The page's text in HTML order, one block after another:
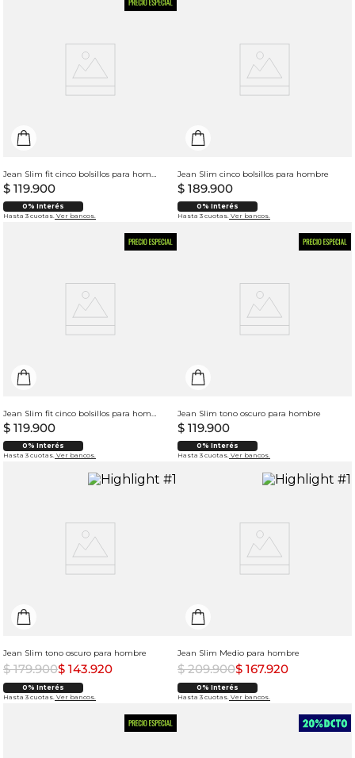
Jean Slim fit cinco bolsillos para hombre
$ 119.900
0% Interés
Hasta 3 cuotas. Ver bancos.
Jean Slim cinco bolsillos para hombre
$ 189.900
0% Interés
Hasta 3 cuotas. Ver bancos.
Jean Slim fit cinco bolsillos para hombre
$ 119.900
0% Interés
Hasta 3 cuotas. Ver bancos.
Jean Slim tono oscuro para hombre
$ 119.900
0% Interés
Hasta 3 cuotas. Ver bancos.
Jean Slim tono oscuro para hombre
$ 179.900$ 143.920
0% Interés
Hasta 3 cuotas. Ver bancos.
Jean Slim Medio para hombre
$ 209.900$ 167.920
0% Interés
Hasta 3 cuotas. Ver bancos.